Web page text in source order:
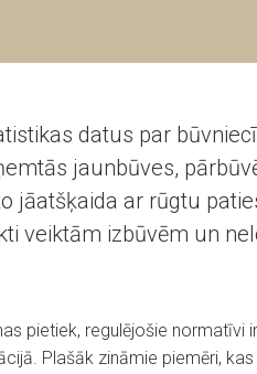
datus par
jaunbūves,
jāatšķaida ar rūgtu
veiktām izbūvēm un
pietiek, regulējošie
Plašāk zināmie piemēri,